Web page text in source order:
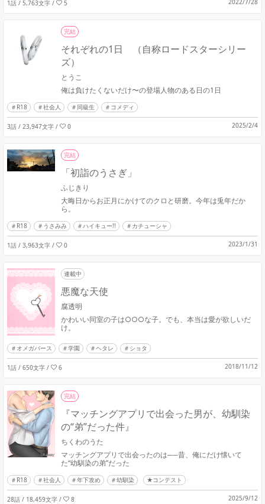
1話 / 5,763文字 / 5 2022/7/28
完結
それぞれの1日 （自称ロードスターシリー
ズ）
とうこ
俺は負けたくないだけ〜の登場人物のある日の1日
R18 社会人 同級生 コメディ
3話 / 23,947文字 / 0 2025/2/4
完結
「初詣のうさぎ」
ふじきり
大晦日からお正月にかけてのクロと研磨。今年は兎年だか
ら。
R18 うさみみ ハイキュー!! カチューシャ
1話 / 3,963文字 / 0 2023/1/31
連載中
悪魔な天使
腐透明
かわいい同室の子は○○○な子。でも、本当は愛が欲しいだ
け。
オメガバース 学園 ヘタレ ショタ
1話 / 650文字 / 6 2018/11/12
完結
『マッチングアプリで出会った男が、幼馴染
の“弟”だった件』
ちくわのうた
マッチングアプリで出会ったのは──昔、俺にだけ懐いて
た“幼馴染の弟”だった
R18 社会人 年下攻め 幼馴染 ★コンテスト
28話 / 18,459文字 / 8 2025/9/12